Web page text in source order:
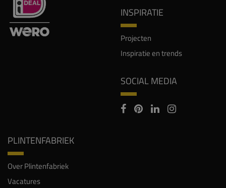
INSPIRATIE
Projecten
Inspiratie en trends
SOCIAL MEDIA
PLINTENFABRIEK
Over Plintenfabriek
Vacatures